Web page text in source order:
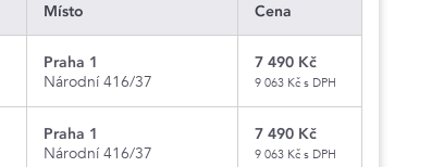
Místo Cena
Praha 1
Národní 416/37
7 490 Kč
9 063 Kč s DPH
Praha 1
Národní 416/37
7 490 Kč
9 063 Kč s DPH